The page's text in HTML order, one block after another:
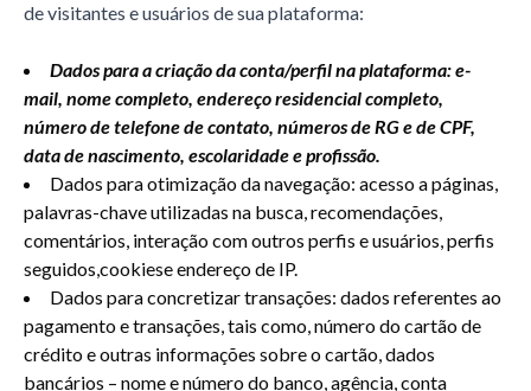
de visitantes e usuários de sua plataforma:
Dados para a criação da conta/perfil na plataforma: e-
mail, nome completo, endereço residencial completo,
número de telefone de contato, números de RG e de CPF,
data de nascimento, escolaridade e profissão.
Dados para otimização da navegação: acesso a páginas,
palavras-chave utilizadas na busca, recomendações,
comentários, interação com outros perfis e usuários, perfis
seguidos,cookiese endereço de IP.
Dados para concretizar transações: dados referentes ao
pagamento e transações, tais como, número do cartão de
crédito e outras informações sobre o cartão, dados
bancários – nome e número do banco, agência, conta